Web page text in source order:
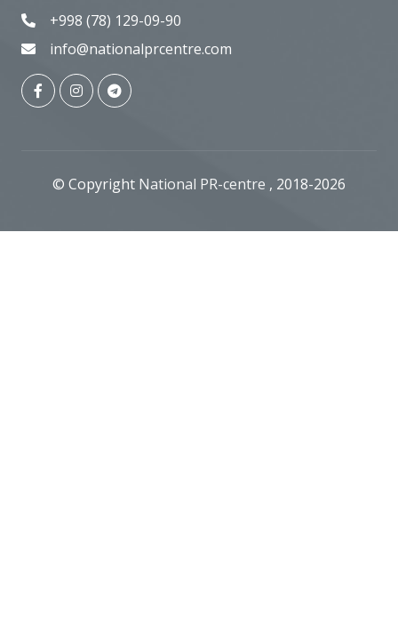
+998 (78) 129-09-90
info@nationalprcentre.com
© Copyright National PR-centre , 2018-2026